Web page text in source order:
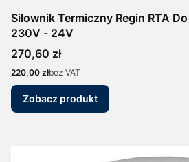
Siłownik Termiczny Regin RTA
230V - 24V
Cena
270,60 zł
Cena
220,00 złbez VAT
Zobacz produkt